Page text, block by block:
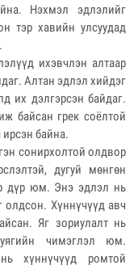
Нэхмэл эдлэлийг
тэр хавийн улсуудад
ихэвчлэн алтаар
Алтан эдлэл хийдэг
их дэлгэрсэн байдаг.
байсан грек соёлтой
байна.
сонирхолтой олдвор
дугуй мөнгөн
дүр юм. Энэ эдлэл нь
олдсон. Хүннүчүүд авч
Яг зориулалт нь
чимэглэл юм.
хүннүчүүд ромтой